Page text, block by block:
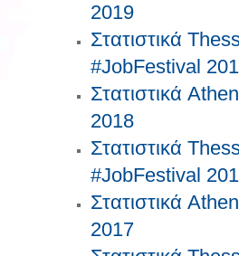
2019
Στατιστικά
#JobFestival
Στατιστικά
2018
Στατιστικά
#JobFestival
Στατιστικά
2017